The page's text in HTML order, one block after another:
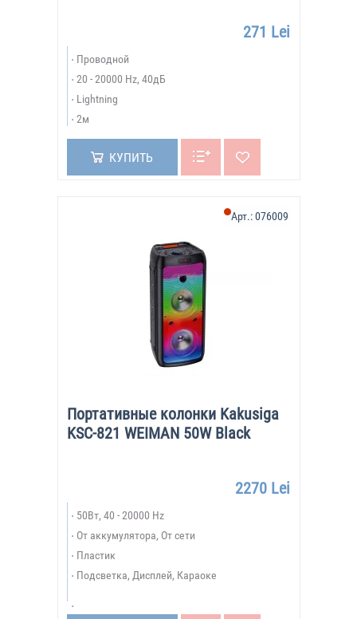
271 Lei
Проводной
20 - 20000 Hz, 40дБ
Lightning
2м
КУПИТЬ
Портативные колонки Kakusiga
KSC-821 WEIMAN 50W Black
Арт.:076009
2270 Lei
50Вт, 40 - 20000 Hz
От аккумулятора, От сети
Пластик
Подсветка, Дисплей, Караоке